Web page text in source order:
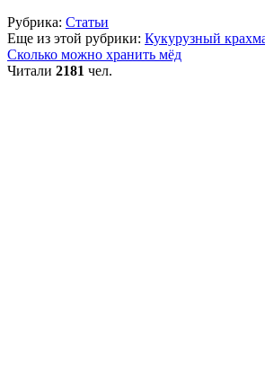
Рубрика: Статьи
Еще из этой рубрики: Кукурузный
Сколько можно хранить мёд
Читали 2181 чел.